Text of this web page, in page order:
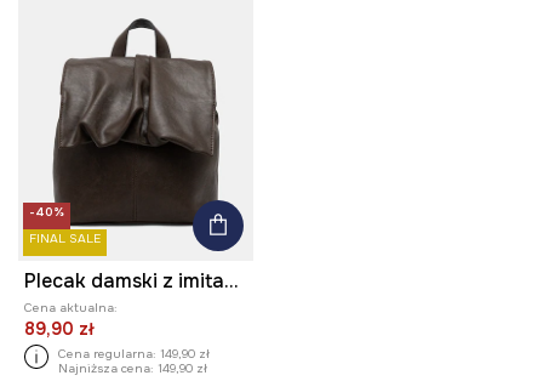
-40%
FINAL SALE
Plecak damski z imitacji skóry
Cena aktualna:
89,90 zł
Cena regularna: 149,90 zł
Najniższa cena: 149,90 zł